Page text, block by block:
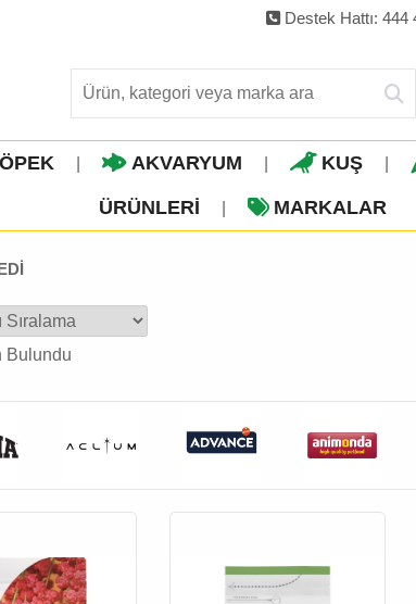
Destek Hattı: 444
AKVARYUM KUŞ
ÜRÜNLERI MARKALAR
Bulundu